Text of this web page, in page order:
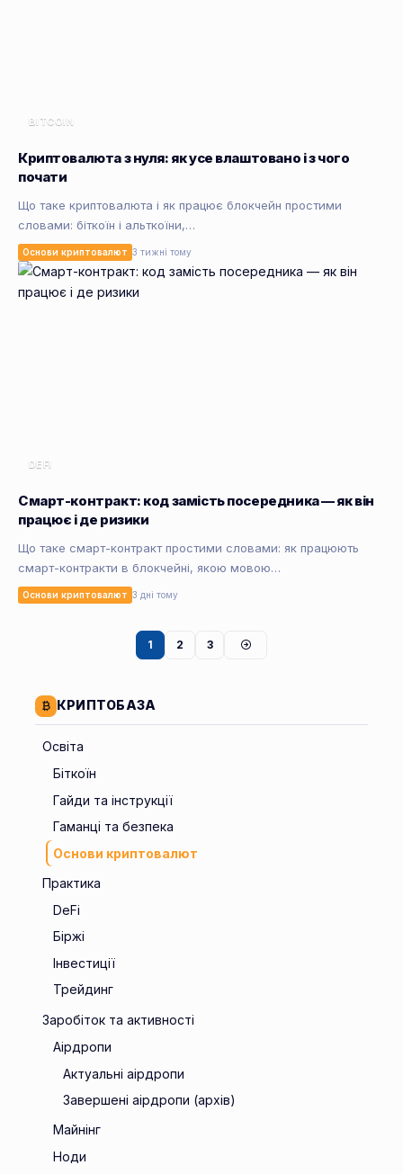
BITCOIN
Криптовалюта з нуля: як усе влаштовано і з чого
почати
Що таке криптовалюта і як працює блокчейн простими
словами: біткоїн і альткоїни,…
Основи криптовалют 3 тижні тому
DEFI
Смарт-контракт: код замість посередника — як він
працює і де ризики
Що таке смарт-контракт простими словами: як працюють
смарт-контракти в блокчейні, якою мовою…
Основи криптовалют 3 дні тому
1 2 3
КРИПТОБАЗА
Освіта
Біткоїн
Гайди та інструкції
Гаманці та безпека
Основи криптовалют
Практика
DeFi
Біржі
Інвестиції
Трейдинг
Заробіток та активності
Аірдропи
Актуальні аірдропи
Завершені аірдропи (архів)
Майнінг
Ноди